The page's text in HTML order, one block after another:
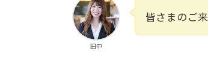
田中
皆さまのご